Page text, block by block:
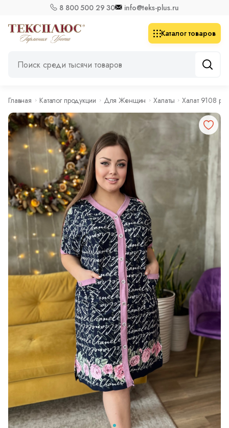
8 800 500 29 30 info@teks-plus.ru
Каталог товаров
Главная Каталог продукции Для Женщин Халаты Халат 9108